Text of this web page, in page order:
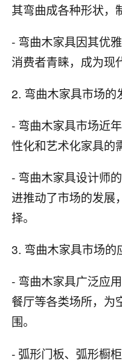
其弯曲成各种形状，
- 弯曲木家具因其优
消费者青睐，成为现
2. 弯曲木家具市场的
- 弯曲木家具市场近
性化和艺术化家具的
- 弯曲木家具设计师
进推动了市场的发展
择。
3. 弯曲木家具市场的
- 弯曲木家具广泛应
餐厅等各类场所，为
围。
- 弧形门板、弧形橱